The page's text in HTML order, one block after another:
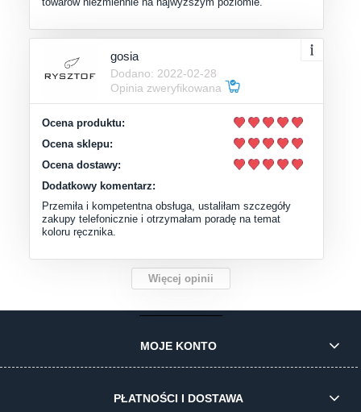
gosia
Dodano: 2022-02-28
Opinia zweryfikowana
Ocena produktu:
Ocena sklepu:
Ocena dostawy:
Dodatkowy komentarz:
Przemiła i kompetentna obsługa, ustaliłam szczegóły
zakupy telefonicznie i otrzymałam poradę na temat
koloru ręcznika.
Więcej opinii
MOJE KONTO
PŁATNOŚCI I DOSTAWA